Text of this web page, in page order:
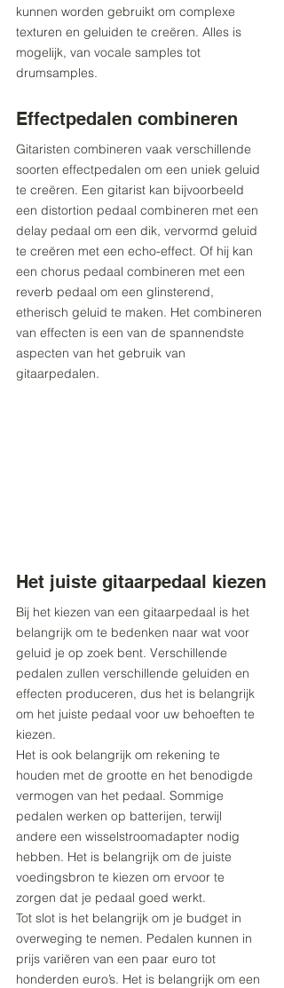
kunnen worden gebruikt om complexe
texturen en geluiden te creëren. Alles is
mogelijk, van vocale samples tot
drumsamples.
Effectpedalen combineren
Gitaristen combineren vaak verschillende
soorten effectpedalen om een uniek geluid
te creëren. Een gitarist kan bijvoorbeeld
een distortion pedaal combineren met een
delay pedaal om een dik, vervormd geluid
te creëren met een echo-effect. Of hij kan
een chorus pedaal combineren met een
reverb pedaal om een glinsterend,
etherisch geluid te maken. Het combineren
van effecten is een van de spannendste
aspecten van het gebruik van
gitaarpedalen.
Het juiste gitaarpedaal kiezen
Bij het kiezen van een gitaarpedaal is het
belangrijk om te bedenken naar wat voor
geluid je op zoek bent. Verschillende
pedalen zullen verschillende geluiden en
effecten produceren, dus het is belangrijk
om het juiste pedaal voor uw behoeften te
kiezen.
Het is ook belangrijk om rekening te
houden met de grootte en het benodigde
vermogen van het pedaal. Sommige
pedalen werken op batterijen, terwijl
andere een wisselstroomadapter nodig
hebben. Het is belangrijk om de juiste
voedingsbron te kiezen om ervoor te
zorgen dat je pedaal goed werkt.
Tot slot is het belangrijk om je budget in
overweging te nemen. Pedalen kunnen in
prijs variëren van een paar euro tot
honderden euro’s. Het is belangrijk om een